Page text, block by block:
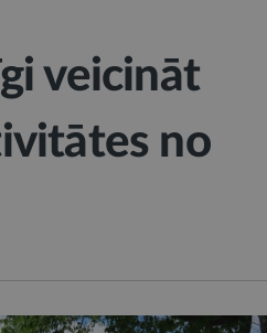
veicināt
no